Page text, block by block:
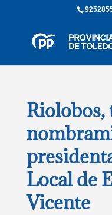
Riolobos,
Local de
Vicente